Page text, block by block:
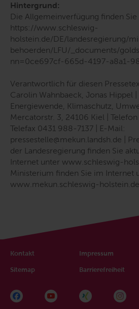
Hintergrund:
Die Allgemeinverfügung finden Sie
https://www.schleswig-
holstein.de/DE/landesregierung/
behoerden/LFU/_documents/
nn=0ce697cf-665d-4197-a8a1-
Verantwortlich für diesen
Carolin Wahnbaeck, Jonas Hippel
Energiewende, Klimaschutz,
Mercatorstr. 3, 24106 Kiel |
Telefax 0431 988-7137 | E-Mail:
pressestelle@mekun.landsh.de |
der Landesregierung finden Sie
Internet unter www.schleswig-
Ministerium finden Sie im Internet
www.mekun.schleswig-holstein.de
Kontakt Impressum
Sitemap Barrierefreiheit